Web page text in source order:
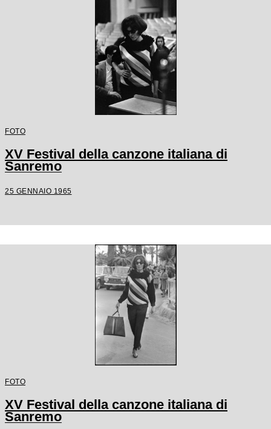
FOTO
XV Festival della canzone italiana di
Sanremo
25 GENNAIO 1965
FOTO
XV Festival della canzone italiana di
Sanremo